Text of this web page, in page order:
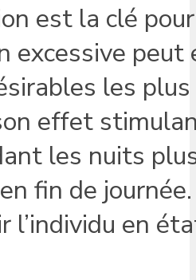
est la clé
excessive
les
effet
les nuits
fin de
l’individu en